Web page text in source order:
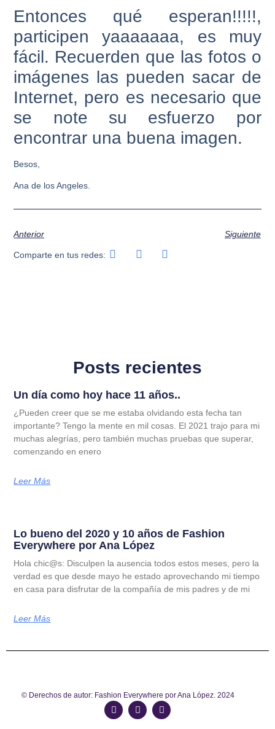
Entonces qué esperan!!!!!,
participen yaaaaaaa, es muy
fácil. Recuerden que las fotos o
imágenes las pueden sacar de
Internet, pero es necesario que
se note su esfuerzo por
encontrar una buena imagen.
Besos,
Ana de los Angeles.
Anterior Siguiente
Comparte en tus redes:
Posts recientes
Un día como hoy hace 11 años..
¿Pueden creer que se me estaba olvidando esta fecha tan
importante? Tengo la mente en mil cosas. El 2021 trajo para mi
muchas alegrías, pero también muchas pruebas que superar,
comenzando en enero
Leer Más
Lo bueno del 2020 y 10 años de Fashion
Everywhere por Ana López
Hola chic@s: Disculpen la ausencia todos estos meses, pero la
verdad es que desde mayo he estado aprovechando mi tiempo
en casa para disfrutar de la compañía de mis padres y de mi
Leer Más
© Derechos de autor: Fashion Everywhere por Ana López. 2024